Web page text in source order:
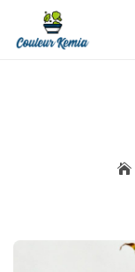
content